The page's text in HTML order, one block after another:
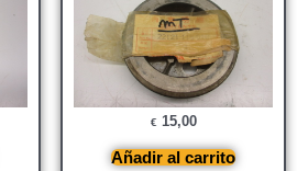
€ 15,00
Añadir al carrito